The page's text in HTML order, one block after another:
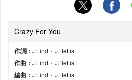
Crazy For You
作詞 : J.Lind・J.Bettis
作曲 : J.Lind・J.Bettis
編曲 : J.Lind・J.Bettis